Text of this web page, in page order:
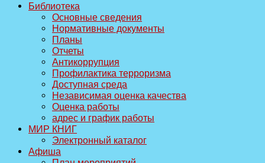
Библиотека
Основные сведения
Нормативные документы
Планы
Отчеты
Антикоррупция
Профилактика терроризма
Доступная среда
Независимая оценка качества
Оценка работы
адрес и график работы
МИР КНИГ
Электронный каталог
Афиша